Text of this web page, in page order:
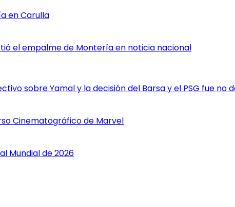
en Carulla
el empalme de Montería en noticia nacional
sobre Yamal y la decisión del Barsa y el PSG fue no
Cinematográfico de Marvel
Mundial de 2026